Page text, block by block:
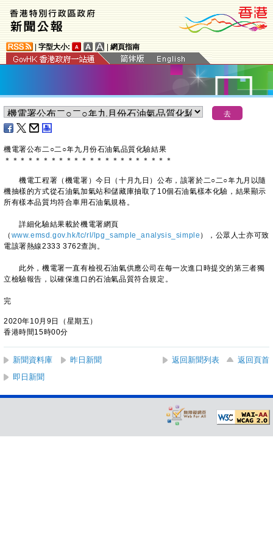
字型大小: 網頁指南
機電署公布二○二○年九月份石油氣品質化驗結果
＊ ＊ ＊ ＊ ＊ ＊ ＊ ＊ ＊ ＊ ＊ ＊ ＊ ＊ ＊ ＊ ＊ ＊ ＊ ＊ ＊ ＊
​機電工程署（機電署）今日（十月九日）公布，該署於二○二○年九月以隨
機抽樣的方式從石油氣加氣站和儲藏庫抽取了10個石油氣樣本化驗，結果顯示
所有樣本品質均符合車用石油氣規格。
詳細化驗結果載於機電署網頁
（ www.emsd.gov.hk/tc/rl/lpg_sample_analysis_simple ），公眾人士亦可致
電該署熱線2333 3762查詢。
此外，機電署一直有檢視石油氣供應公司在每一次進口時提交的第三者獨
立檢驗報告，以確保進口的石油氣品質符合規定。
完
2020年10月9日（星期五）
香港時間15時00分
新聞資料庫 昨日新聞 返回新聞列表
返回頁首
即日新聞